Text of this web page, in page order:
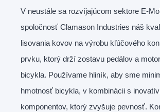
V neustále sa rozvíjajúcom sektore E-
spoločnosť Clamason Industries náš
lisovania kovov na výrobu kľúčového
prvku, ktorý drží zostavu pedálov a
bicykla. Používame hliník, aby sme
hmotnosť bicykla, v kombinácii s
komponentov, ktorý zvyšuje pevnosť.